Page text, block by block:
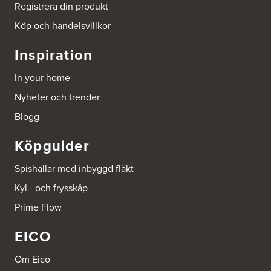
Tel.:0046-86428515
http://www.ballingslov.se
Gäddvägen 12
Tel.:752412900
Hönekullavägen 25
Tel.:752418750
Beijer Byggmaterial Bollnäs - Filial 041
Industrigatan 5
Tel.: 752411000
Beijer Byggmaterial Piteå - Filial 002
Batterigatan 2
941 47 Piteå
Registrera din produkt
Köp och handelsvillkor
Inspiration
In your home
Nyheter och trender
Blogg
Köpguider
Spishällar med inbyggd fläkt
Kyl - och frysskåp
Prime Flow
EICO
Om Eico